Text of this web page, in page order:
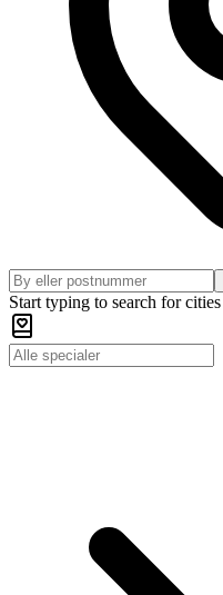
Start typing to search for